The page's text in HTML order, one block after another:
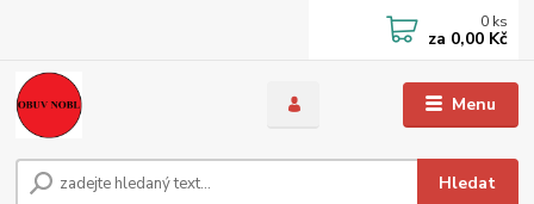
Menu
Hledat
0 ks
za 0,00 Kč